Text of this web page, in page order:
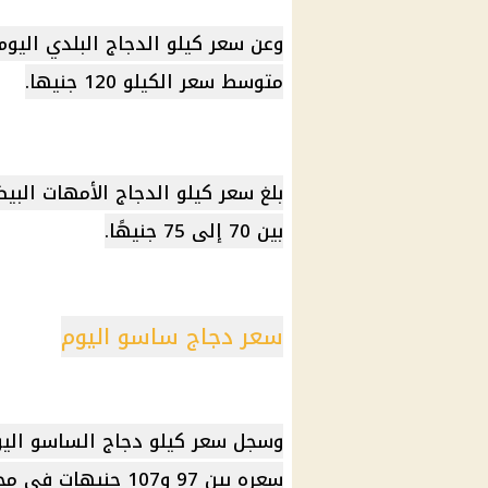
وعن سعر كيلو الدجاج البلدي
متوسط ​​سعر الكيلو 120 جنيها.
بين 70 إلى 75 جنيهًا.
سعر دجاج ساسو اليوم
سعره بين 97